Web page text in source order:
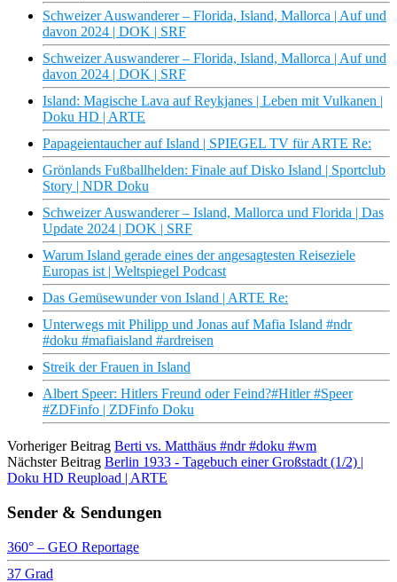
Schweizer Auswanderer – Florida, Island, Mallorca | Auf und
davon 2024 | DOK | SRF
Schweizer Auswanderer – Florida, Island, Mallorca | Auf und
davon 2024 | DOK | SRF
Island: Magische Lava auf Reykjanes | Leben mit Vulkanen |
Doku HD | ARTE
Papageientaucher auf Island | SPIEGEL TV für ARTE Re:
Grönlands Fußballhelden: Finale auf Disko Island | Sportclub
Story | NDR Doku
Schweizer Auswanderer – Island, Mallorca und Florida | Das
Update 2024 | DOK | SRF
Warum Island gerade eines der angesagtesten Reiseziele
Europas ist | Weltspiegel Podcast
Das Gemüsewunder von Island | ARTE Re:
Unterwegs mit Philipp und Jonas auf Mafia Island #ndr
#doku #mafiaisland #ardreisen
Streik der Frauen in Island
Albert Speer: Hitlers Freund oder Feind?#Hitler #Speer
#ZDFinfo | ZDFinfo Doku
Vorheriger Beitrag Berti vs. Matthäus #ndr #doku #wm
Nächster Beitrag Berlin 1933 - Tagebuch einer Großstadt (1/2) |
Doku HD Reupload | ARTE
Sender & Sendungen
360° – GEO Reportage
37 Grad